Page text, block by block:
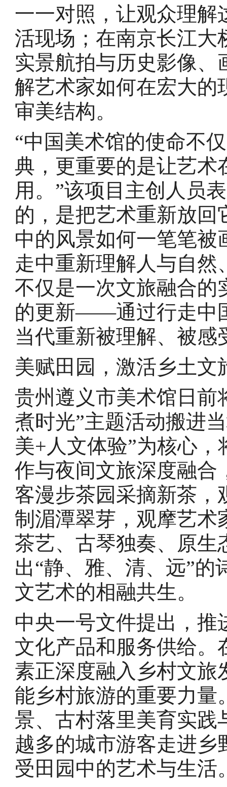
一一对照，让观众理解
活现场；在南京长江大
实景航拍与历史影像
解艺术家如何在宏大的
审美结构。
“中国美术馆的使命不
典，更重要的是让艺术
用。”该项目主创人员
的，是把艺术重新放
中的风景如何一笔笔
走中重新理解人与自
不仅是一次文旅融合的
的更新——通过行走中
当代重新被理解、被感
美赋田园，激活乡土文
贵州遵义市美术馆日
煮时光”主题活动搬进
美+人文体验”为核心
作与夜间文旅深度融合
客漫步茶园采摘新茶，
制湄潭翠芽，观摩艺术
茶艺、古琴独奏、原生
出“静、雅、清、远”
文艺术的相融共生。
中央一号文件提出，推
文化产品和服务供给。
素正深度融入乡村文旅
能乡村旅游的重要力量
景、古村落里美育实
越多的城市游客走进
受田园中的艺术与生活